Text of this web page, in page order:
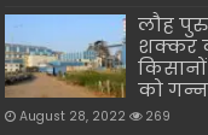
लौह
शक्कर
को
August 28, 2022 269